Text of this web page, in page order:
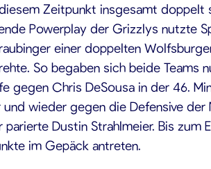
Zeitpunkt insgesamt doppelt
Powerplay der Grizzlys nutzte
einer doppelten
So begaben sich beide
gegen Chris DeSousa in der 46.
wieder gegen die Defensive
Dustin Strahlmeier. Bis
im Gepäck antreten.